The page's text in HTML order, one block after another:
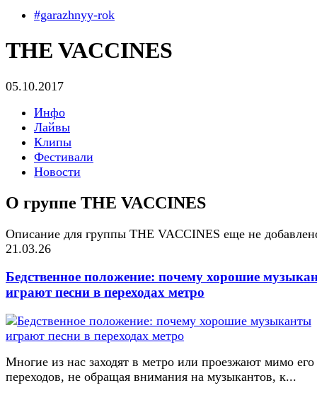
#garazhnyy-rok
THE VACCINES
05.10.2017
Инфо
Лайвы
Клипы
Фестивали
Новости
О группе THE VACCINES
Описание для группы THE VACCINES еще не
21.03.26
Бедственное положение: почему хорошие
играют песни в переходах метро
Многие из нас заходят в метро или проезжают мимо его
переходов, не обращая внимания на музыкантов, к...